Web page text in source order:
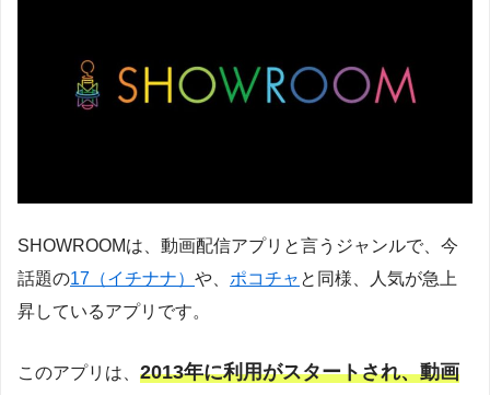
SHOWROOMは、動画配信アプリと言うジャンルで、今
話題の17（イチナナ） や、 ポコチャ と同様、人気が急上
昇しているアプリです。
このアプリは、 2013年に利用がスタートされ、動画